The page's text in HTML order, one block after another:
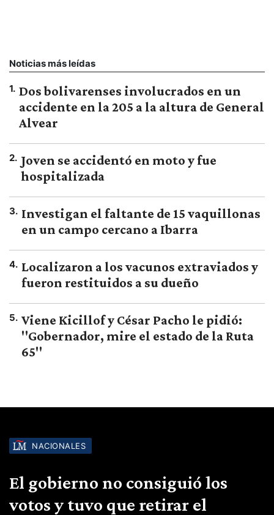
Noticias más leídas
1. Dos bolivarenses involucrados en un
accidente en la 205 a la altura de General
Alvear
2. Joven se accidentó en moto y fue
hospitalizada
3. Investigan el faltante de 15 vaquillonas
en un campo cercano a Ibarra
4. Localizaron a los vacunos extraviados y
fueron restituidos a su dueño
5. Viene Kicillof y César Pacho le pidió:
"Gobernador, mire el estado de la Ruta
65"
NACIONALES
El gobierno no consiguió los
votos y tuvo que retirar el